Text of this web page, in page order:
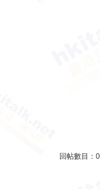
回帖數目： 0